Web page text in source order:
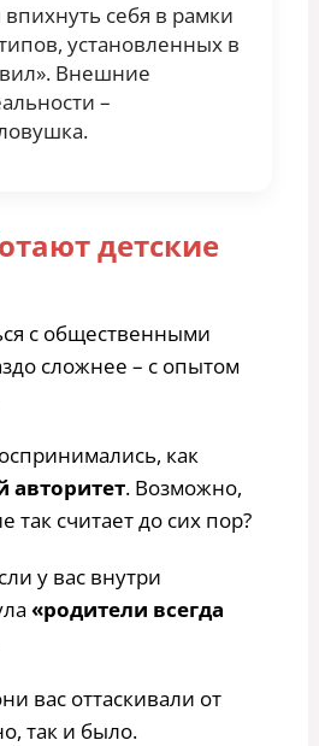
себя в рамки
установленных в
Внешние
–
детские
с общественными
сложнее – с опытом
как
авторитет. Возможно,
так считает до сих пор?
у вас внутри
«родители всегда
вас оттаскивали от
так и было.